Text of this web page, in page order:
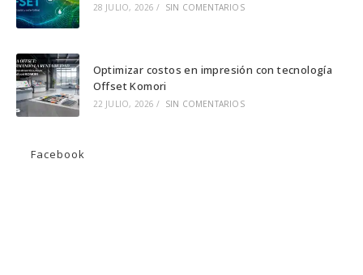
28 JULIO, 2026 / SIN COMENTARIOS
Optimizar costos en impresión con tecnología
Offset Komori
22 JULIO, 2026 / SIN COMENTARIOS
Facebook